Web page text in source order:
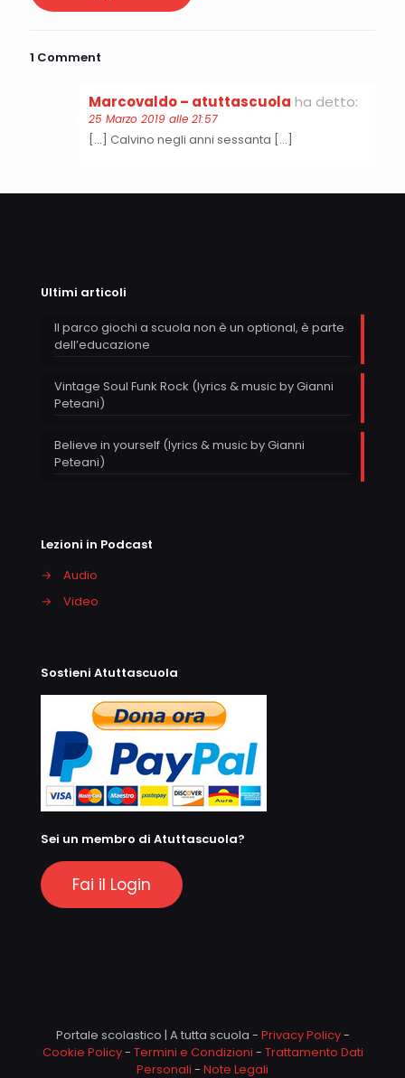
1 Comment
Marcovaldo – atuttascuola ha detto:
25 Marzo 2019 alle 21:57
[…] Calvino negli anni sessanta […]
Ultimi articoli
Il parco giochi a scuola non è un optional, è parte
dell’educazione
Vintage Soul Funk Rock (lyrics & music by Gianni
Peteani)
Believe in yourself (lyrics & music by Gianni
Peteani)
Lezioni in Podcast
→
Audio
→
Video
Sostieni Atuttascuola
Sei un membro di Atuttascuola?
Fai il Login
Portale scolastico | A tutta scuola - Privacy Policy-
Cookie Policy- Termini e Condizioni - Trattamento Dati
Personali - Note Legali